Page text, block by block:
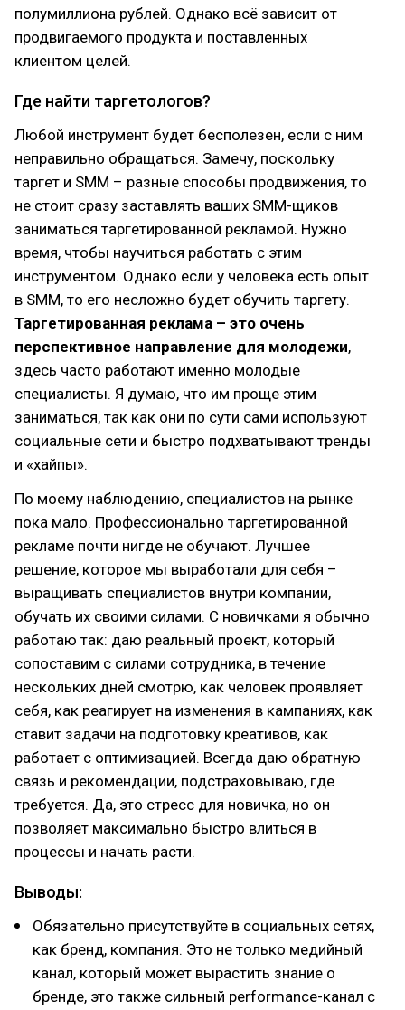
полумиллиона рублей. Однако всё зависит от
продвигаемого продукта и поставленных
клиентом целей.
Где найти таргетологов?
Любой инструмент будет бесполезен, если с ним
неправильно обращаться. Замечу, поскольку
таргет и SMM – разные способы продвижения, то
не стоит сразу заставлять ваших SMM-щиков
заниматься таргетированной рекламой. Нужно
время, чтобы научиться работать с этим
инструментом. Однако если у человека есть опыт
в SMM, то его несложно будет обучить таргету.
Таргетированная реклама – это очень
перспективное направление для молодежи,
здесь часто работают именно молодые
специалисты. Я думаю, что им проще этим
заниматься, так как они по сути сами используют
социальные сети и быстро подхватывают тренды
и «хайпы».
По моему наблюдению, специалистов на рынке
пока мало. Профессионально таргетированной
рекламе почти нигде не обучают. Лучшее
решение, которое мы выработали для себя –
выращивать специалистов внутри компании,
обучать их своими силами. С новичками я обычно
работаю так: даю реальный проект, который
сопоставим с силами сотрудника, в течение
нескольких дней смотрю, как человек проявляет
себя, как реагирует на изменения в кампаниях, как
ставит задачи на подготовку креативов, как
работает с оптимизацией. Всегда даю обратную
связь и рекомендации, подстраховываю, где
требуется. Да, это стресс для новичка, но он
позволяет максимально быстро влиться в
процессы и начать расти.
Выводы:
Обязательно присутствуйте в социальных сетях,
как бренд, компания. Это не только медийный
канал, который может вырастить знание о
бренде, это также сильный performance-канал с